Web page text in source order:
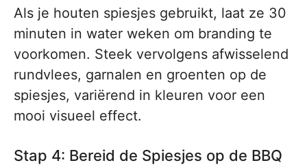
Als je houten spiesjes gebruikt, laat ze 30
minuten in water weken om branding te
voorkomen. Steek vervolgens afwisselend
rundvlees, garnalen en groenten op de
spiesjes, variërend in kleuren voor een
mooi visueel effect.
Stap 4: Bereid de Spiesjes op de BBQ